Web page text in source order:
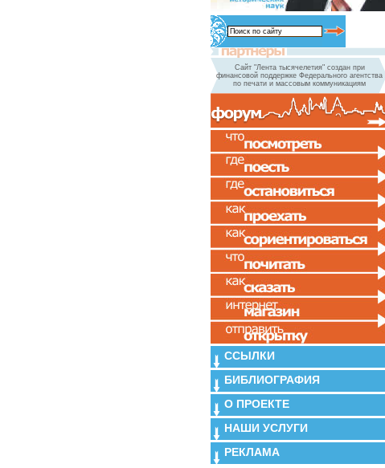
Сайт "Лента тысячелетия" создан при
финансовой поддержке Федерального агентства
по печати и массовым коммуникациям
ССЫЛКИ
БИБЛИОГРАФИЯ
О ПРОЕКТЕ
НАШИ УСЛУГИ
РЕКЛАМА